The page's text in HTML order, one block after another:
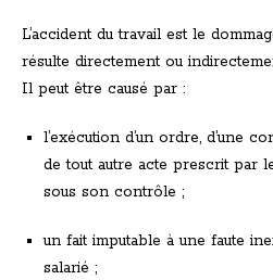
L’accident du travail est le
résulte directement ou
Il peut être causé par :
l’exécution d’un ordre, d’une
de tout autre acte prescrit par
sous son contrôle ;
un fait imputable à une faute
salarié ;